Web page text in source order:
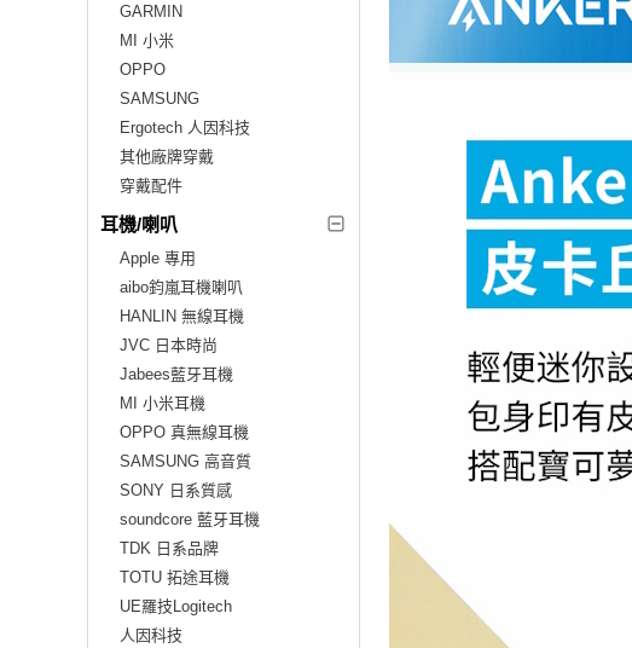
GARMIN
MI 小米
OPPO
SAMSUNG
Ergotech 人因科技
其他廠牌穿戴
穿戴配件
耳機/喇叭
Apple 專用
aibo鈞嵐耳機喇叭
HANLIN 無線耳機
JVC 日本時尚
Jabees藍牙耳機
MI 小米耳機
OPPO 真無線耳機
SAMSUNG 高音質
SONY 日系質感
soundcore 藍牙耳機
TDK 日系品牌
TOTU 拓途耳機
UE羅技Logitech
人因科技